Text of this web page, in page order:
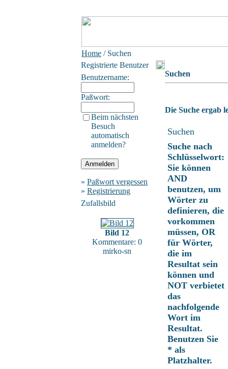
Home / Suchen
Registrierte Benutzer
Benutzername:
Paßwort:
Beim nächsten
Besuch
automatisch
anmelden?
» Paßwort vergessen
» Registrierung
Zufallsbild
Bild 12
Kommentare: 0
mirko-sn
Suchen
Die Suche ergab
Suchen
Suche nach
Schlüsselwort:
Sie können
AND
benutzen, um
Wörter zu
definieren, die
vorkommen
müssen, OR
für Wörter,
die im
Resultat sein
können und
NOT verbietet
das
nachfolgende
Wort im
Resultat.
Benutzen Sie
* als
Platzhalter.